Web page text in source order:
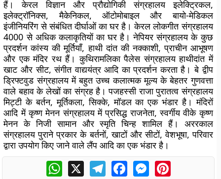
हैं। केरल विज्ञान और प्रौद्योगिकी संग्रहालय इलेक्ट्रिकल,
इलेक्ट्रॉनिक्स, मैकेनिकल, ऑटोमोबाइल और बायो-मेडिकल
इंजीनियरिंग से संबंधित दीर्घाओं का घर है। केरल लोकगीत संग्रहालय
4000 से अधिक कलाकृतियों का घर है। नेपियर संग्रहालय के कुछ
प्रदर्शन कांस्य की मूर्तियाँ, हाथी दांत की नक्काशी, प्राचीन आभूषण
और एक मंदिर रथ हैं। कुथिरामलिका पैलेस संग्रहालय हाथीदांत में
खाट और सीट, संगीत वाद्ययंत्र आदि का प्रदर्शन करता है। बे द्वीप
ड्रिफ्टवुड संग्रहालय में बहुत उच्च कलात्मक मूल्य के बेहतर गुणवत्ता
वाले बहाव के लेखों का संग्रह है। पजहस्सी राजा पुरातत्व संग्रहालय
मिट्टी के बर्तन, मूर्तिकला, सिक्के, मॉडल का एक भंडार है। मंदिरों
आदि में कृष्ण मेनन संग्रहालय में प्रसिद्ध राजनेता, स्वर्गीय वीके कृष्ण
मेनन के निजी सामान और स्मृति चिन्ह शामिल हैं। अररकाल
संग्रहालय पुराने प्रकार के बर्तनों, खाटों और सीटों, वेशभूषा, परिवार
द्वारा उपयोग किए जाने वाले लैंप आदि का एक भंडार है।
WhatsApp
X TelegramFacebookMessengerPinterest